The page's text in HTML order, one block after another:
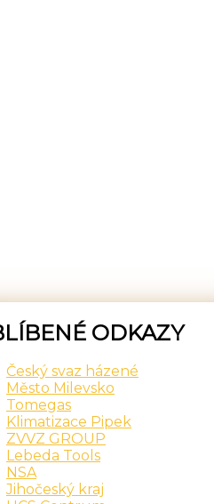
ODKAZY
Český svaz házené
Město Milevsko
Tomegas
Klimatizace Pipek
ZVVZ GROUP
Lebeda Tools
NSA
Jihočeský kraj